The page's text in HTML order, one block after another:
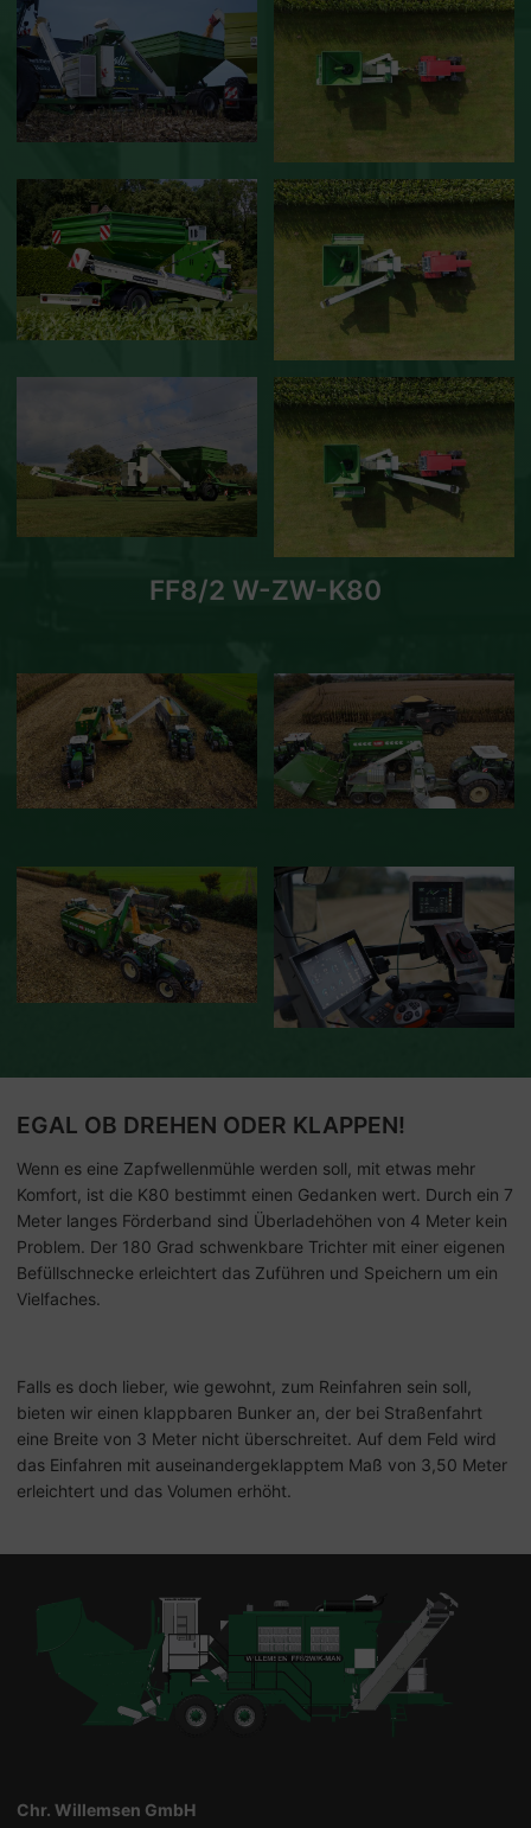
FF8/2 W-ZW-K80
EGAL OB DREHEN ODER KLAPPEN!
Wenn es eine Zapfwellenmühle werden soll, mit etwas mehr
Komfort, ist die K80 bestimmt einen Gedanken wert. Durch ein 7
Meter langes Förderband sind Überladehöhen von 4 Meter kein
Problem. Der 180 Grad schwenkbare Trichter mit einer eigenen
Befüllschnecke erleichtert das Zuführen und Speichern um ein
Vielfaches.
Falls es doch lieber, wie gewohnt, zum Reinfahren sein soll,
bieten wir einen klappbaren Bunker an, der bei Straßenfahrt
eine Breite von 3 Meter nicht überschreitet. Auf dem Feld wird
das Einfahren mit auseinandergeklapptem Maß von 3,50 Meter
erleichtert und das Volumen erhöht.
Chr. Willemsen GmbH